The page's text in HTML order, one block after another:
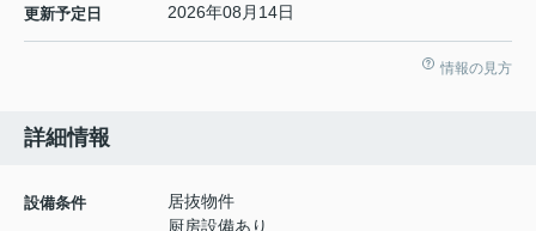
更新予定日 2026年08月14日
情報の見方
詳細情報
設備条件
居抜物件
厨房設備あり